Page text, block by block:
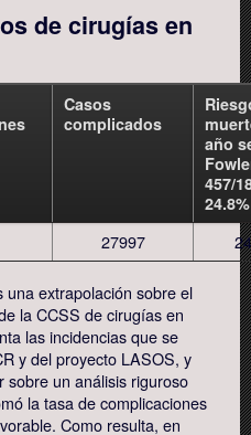
de cirugías en
Casos
complicados
año
457/
24.8%
27997
una extrapolación sobre el
la CCSS de cirugías en
las incidencias que se
y del proyecto LASOS, y
sobre un análisis riguroso
la tasa de complicaciones
Como resulta, en